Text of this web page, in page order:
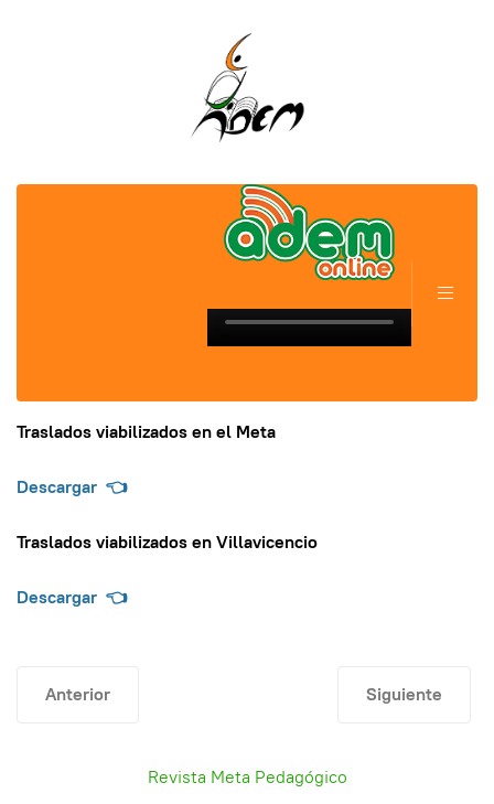
Traslados viabilizados en el Meta
Descargar 👈
Traslados viabilizados en Villavicencio
Descargar 👈
Artículo anterior: Modificación del calendario escolar
Anterior Artículo
Siguiente
Revista Meta Pedagógico